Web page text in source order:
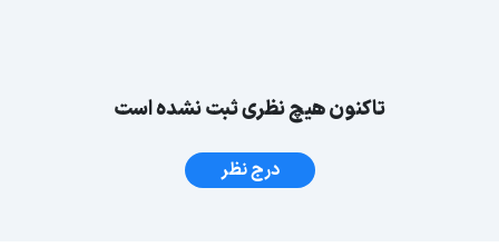
تاکنون هیچ نظری ثبت نشده است
درج نظر